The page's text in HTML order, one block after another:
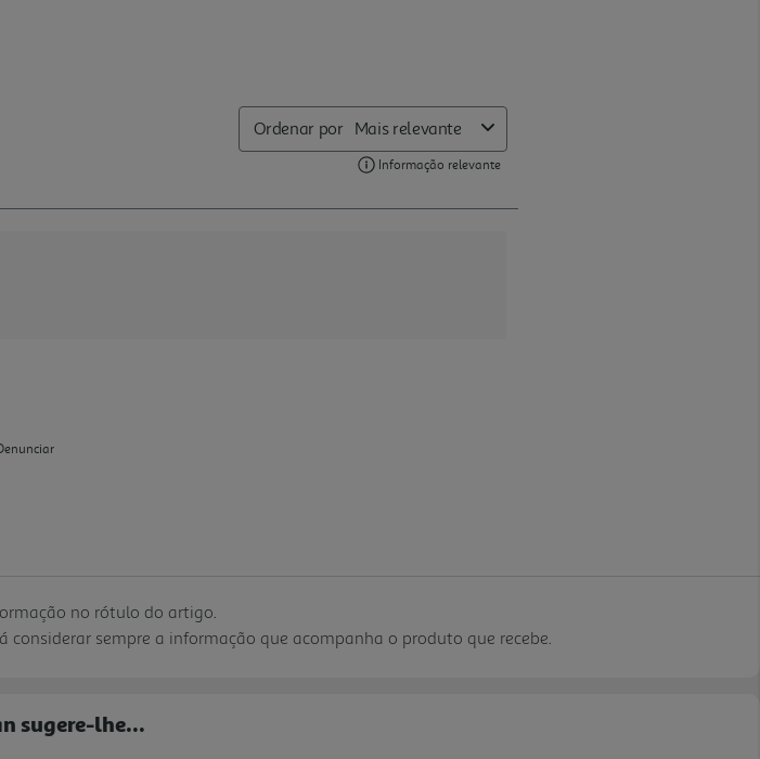
no rótulo do artigo.
sempre a informação que acompanha o produto que recebe.
sugere-lhe...